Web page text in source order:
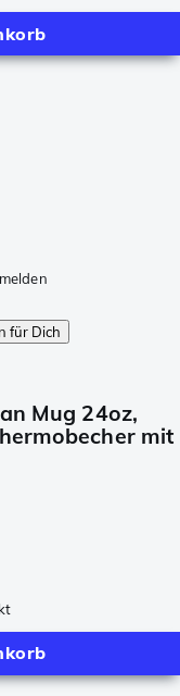
für Dich
Mug 24oz,
mit